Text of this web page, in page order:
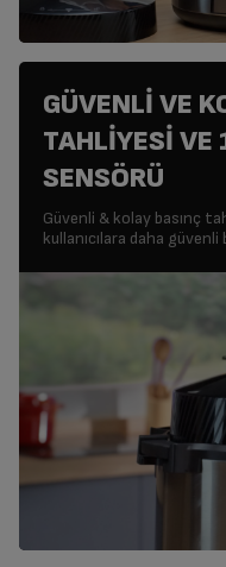
GÜVENLİ VE
TAHLİYESİ VE
SENSÖRÜ
Güvenli & kolay basınç
kullanıcılara daha güvenli